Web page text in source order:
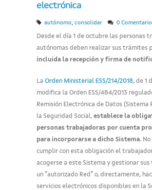
electrónica
autónomo consolidar 0
Desde el día 1 de octubre las personas
autónomas deben realizar sus trámites
incluida la recepción y firma de
La Orden Ministerial ESS/214/2018, de 1
modifica la Orden ESS/484/2013
Remisión Electrónica de Datos (Sistema
la Seguridad Social, establece la
personas trabajadoras por cuenta
para incorporarse a dicho Sistema.
cumplir con esta obligación el
acogerse a este Sistema y gestionar
un "autorizado Red" o, directamente,
servicios electrónicos disponibles en la